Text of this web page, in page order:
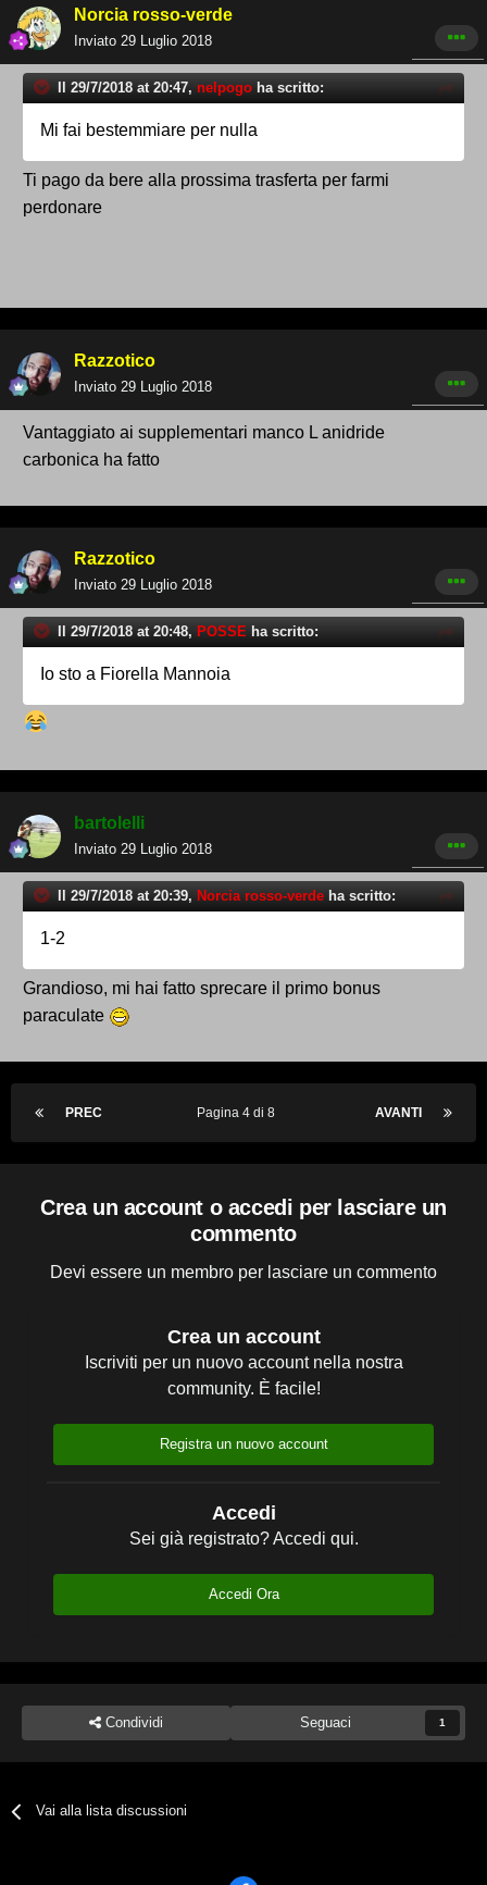
Norcia rosso-verde
Inviato 29 Luglio 2018
Il 29/7/2018 at 20:47, nelpogo ha scritto:
Mi fai bestemmiare per nulla
Ti pago da bere alla prossima trasferta per farmi
perdonare
Razzotico
Inviato 29 Luglio 2018
Vantaggiato ai supplementari manco L anidride
carbonica ha fatto
Razzotico
Inviato 29 Luglio 2018
Il 29/7/2018 at 20:48, POSSE ha scritto:
Io sto a Fiorella Mannoia
bartolelli
Inviato 29 Luglio 2018
Il 29/7/2018 at 20:39, Norcia rosso-verde ha scritto:
1-2
Grandioso, mi hai fatto sprecare il primo bonus
paraculate
PREC AVANTI
Pagina 4 di 8
Crea un account o accedi per lasciare un
commento
Devi essere un membro per lasciare un commento
Crea un account
Iscriviti per un nuovo account nella nostra
community. È facile!
Registra un nuovo account
Accedi
Sei già registrato? Accedi qui.
Accedi Ora
Condividi Seguaci 1
Vai alla lista discussioni